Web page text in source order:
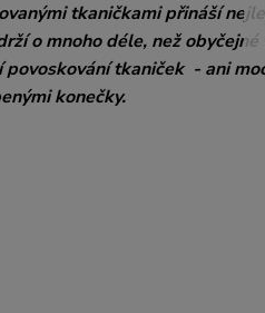
tkaničkami přináší
o mnoho déle, než
tkaniček - ani
konečky.